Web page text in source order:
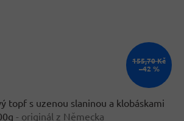
155,70 Kč
–42 %
topf s uzenou slaninou a klobáskami
- originál z Německa